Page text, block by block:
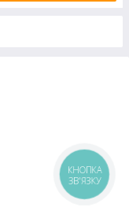
КНОПКА
ЗВ'ЯЗКУ